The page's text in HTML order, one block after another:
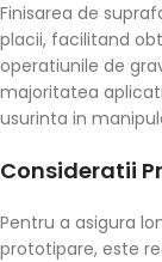
Finisarea de
placii, facilitand
operatiunile de
majoritatea
usurinta in
Consideratii
Pentru a asigura
prototipare, este